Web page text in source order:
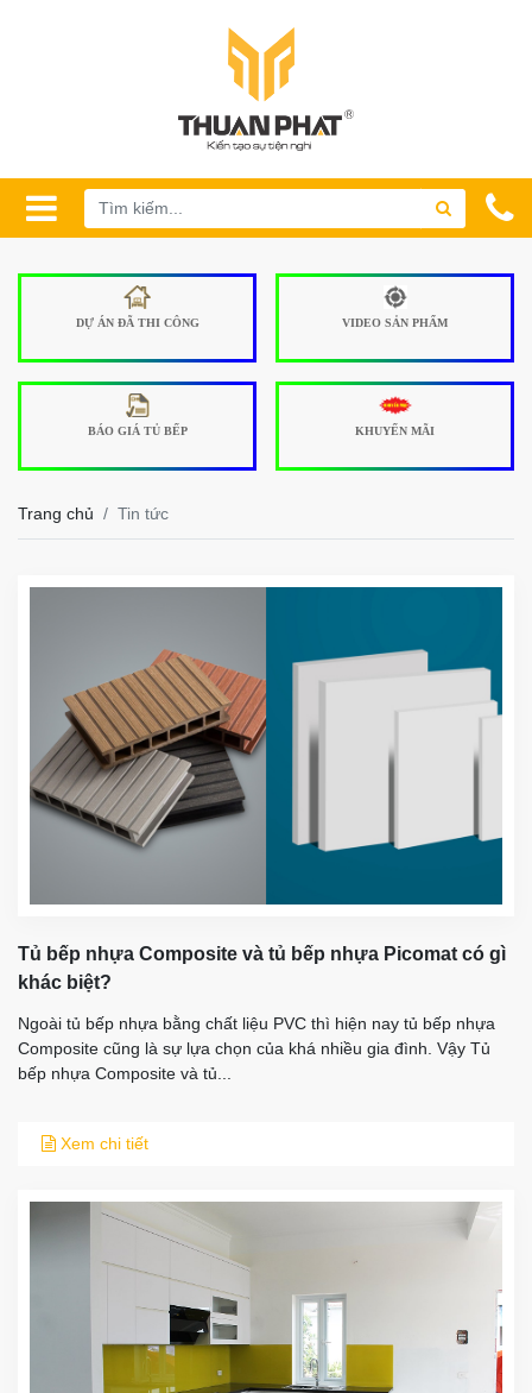
DỰ ÁN ĐÃ THI CÔNG VIDEO SẢN PHẨM
BÁO GIÁ TỦ BẾP KHUYẾN MÃI
Trang chủ Tin tức
Tủ bếp nhựa Composite và tủ bếp nhựa Picomat có gì
khác biệt?
Ngoài tủ bếp nhựa bằng chất liệu PVC thì hiện nay tủ bếp nhựa
Composite cũng là sự lựa chọn của khá nhiều gia đình. Vậy Tủ
bếp nhựa Composite và tủ...
Xem chi tiết